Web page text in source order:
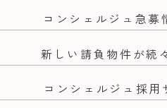
コンシェルジュ急
新しい請負物件が続
コンシェルジュ採